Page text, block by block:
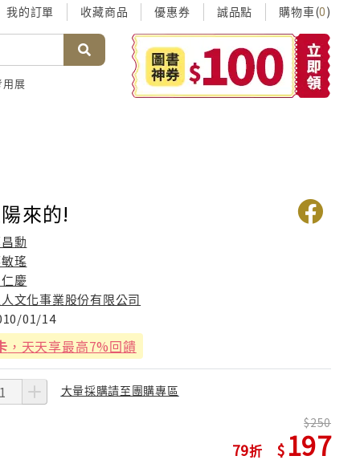
我的訂單 收藏商品 優惠券 誠品點 購物車(0)
用展
來的!
勳
瑤
慶
文化事業股份有限公司
01/14
，天天享最高7%回饋
大量採購請至團購專區
79
250
197